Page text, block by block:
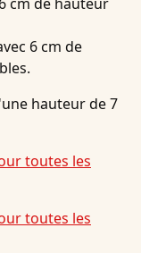
6 cm de
hauteur de 7
toutes les
toutes les